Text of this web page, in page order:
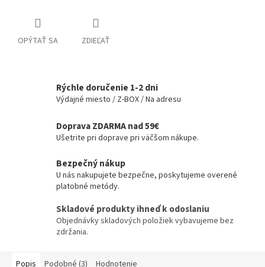
OPÝTAŤ SA ZDIEĽAŤ
Rýchle doručenie 1-2 dni
Výdajné miesto / Z-BOX / Na adresu
Doprava ZDARMA nad 59€
Ušetrite pri doprave pri väčšom nákupe.
Bezpečný nákup
U nás nakupujete bezpečne, poskytujeme overené
platobné metódy.
Skladové produkty ihneď k odoslaniu
Objednávky skladových položiek vybavujeme bez
zdržania.
Popis Podobné (3) Hodnotenie